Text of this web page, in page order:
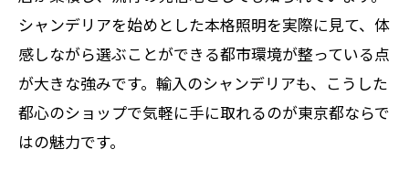
シャンデリアを始めとした本格照明を実際に見て、体
感しながら選ぶことができる都市環境が整っている点
が大きな強みです。輸入のシャンデリアも、こうした
都心のショップで気軽に手に取れるのが東京都ならで
はの魅力です。